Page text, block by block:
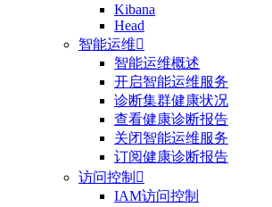
Kibana
Head
智能运维
智能运维概述
开启智能运维服务
诊断集群健康状况
查看健康诊断报告
关闭智能运维服务
订阅健康诊断报告
访问控制 
IAM访问控制